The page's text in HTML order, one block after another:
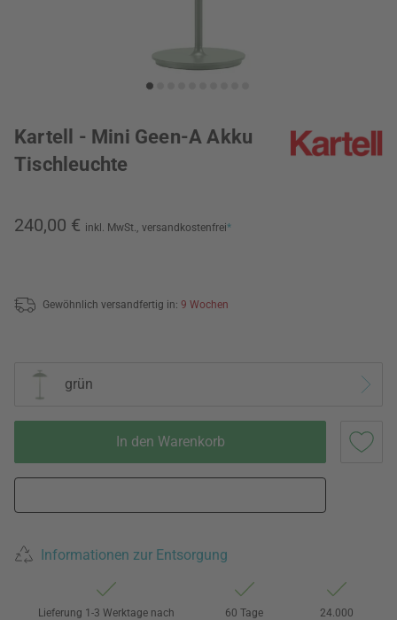
Kartell - Mini Geen-A Akku
Tischleuchte
240,00 € inkl. MwSt., versandkostenfrei*
Gewöhnlich versandfertig in: 9 Wochen
grün
In den Warenkorb
Informationen zur Entsorgung
Lieferung 1-3 Werktage nach
60 Tage
24.000